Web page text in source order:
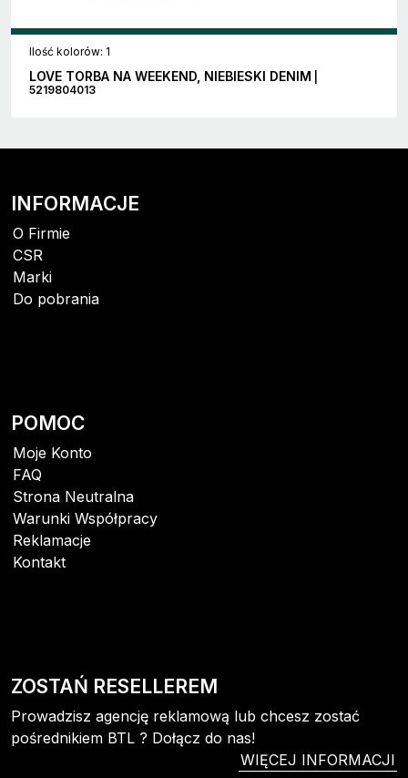
Ilość kolorów: 1
LOVE TORBA NA WEEKEND, NIEBIESKI DENIM
5219804013
INFORMACJE
O Firmie
CSR
Marki
Do pobrania
POMOC
Moje Konto
FAQ
Strona Neutralna
Warunki Współpracy
Reklamacje
Kontakt
ZOSTAŃ RESELLEREM
Prowadzisz agencję reklamową lub chcesz zostać
pośrednikiem BTL ? Dołącz do nas!
WIĘCEJ INFORMACJI